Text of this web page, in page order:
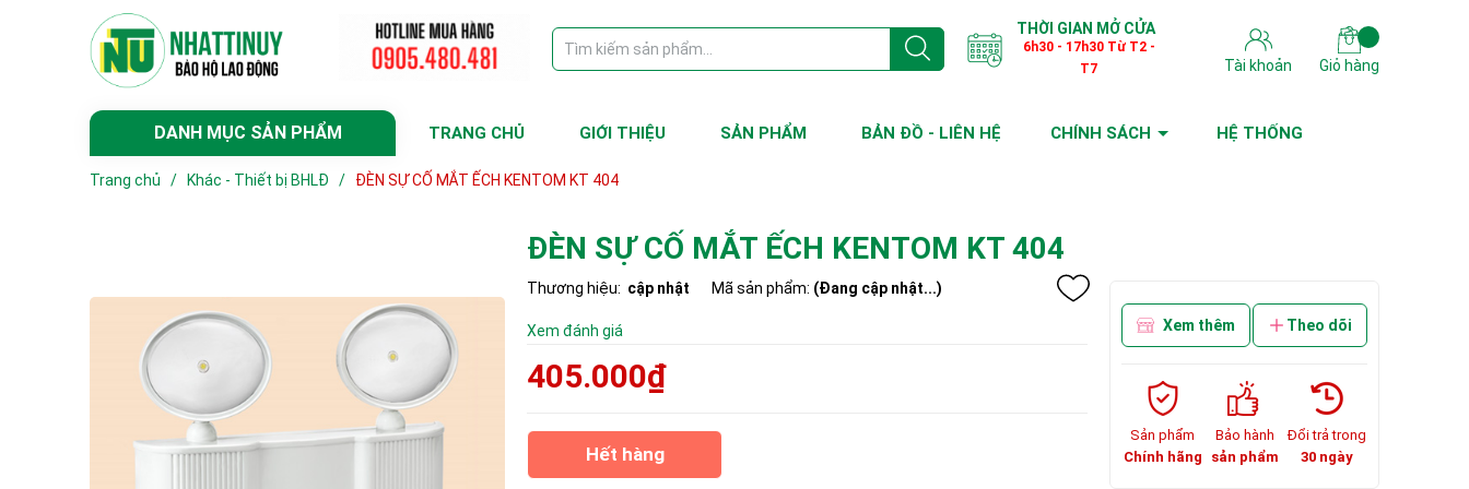
THỜI GIAN MỞ CỬA
6h30 - 17h30 Từ T2 -
T7
Tài khoản Giỏ hàng
DANH MỤC SẢN PHẨM TRANG CHỦ GIỚI THIỆU SẢN PHẨM BẢN ĐỒ - LIÊN HỆ CHÍNH SÁCH HỆ THỐNG
Trang chủ / Khác - Thiết bị BHLĐ / ĐÈN SỰ CỐ MẮT ẾCH KENTOM KT 404
ĐÈN SỰ CỐ MẮT ẾCH KENTOM KT 404
Thương hiệu: cập nhật Mã sản phẩm: (Đang cập nhật...)
Xem đánh giá
405.000₫
Hết hàng
Xem thêm Theo dõi
Sản phẩm
Chính hãng
Bảo hành
sản phẩm
Đổi trả trong
30 ngày